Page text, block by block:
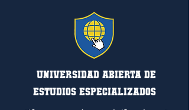
UNIVERSIDAD ABIERTA DE
ESTUDIOS ESPECIALIZADOS